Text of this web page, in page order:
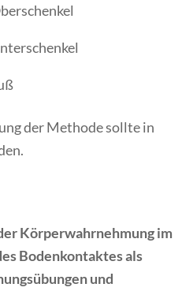
der Methode sollte in
Körperwahrnehmung im
Bodenkontaktes als
und